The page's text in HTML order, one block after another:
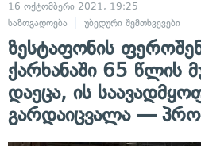
16 ოქტომბერი 2021, 19:25
საზოგადოება
უბედური შემთხვევები
ზესტაფონის
ქარხანაში 65 წლის
დაეცა, ის
გარდაიცვალა —